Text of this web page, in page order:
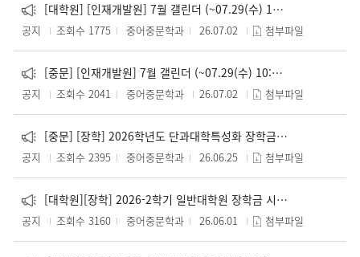
[대학원] [인재개발원] 7월 갤린더 (~07.29(수) 10:00까지)
공지 조회수 1775 중어중문학과 26.07.02 첨부파일
[중문] [인재개발원] 7월 갤린더 (~07.29(수) 10:00까지)
공지 조회수 2041 중어중문학과 26.07.02 첨부파일
[중문] [장학] 2026학년도 단과대학특성화 장학금 신청 안내(대학원 진학 연구인턴 제도) (~07.16(목) 16:00까지)
공지 조회수 2395 중어중문학과 26.06.25 첨부파일
[대학원][장학] 2026-2학기 일반대학원 장학금 시행 안내(6.9.(화)~9월 초까지)
공지 조회수 3160 중어중문학과 26.06.01 첨부파일